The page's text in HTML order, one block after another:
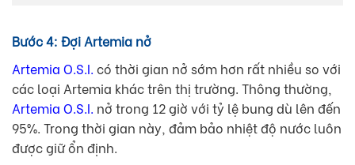
Bước 4: Đợi Artemia nở
Artemia O.S.I. có thời gian nở sớm hơn rất nhiều so với
các loại Artemia khác trên thị trường. Thông thường,
Artemia O.S.I. nở trong 12 giờ với tỷ lệ bung dù lên đến
95%. Trong thời gian này, đảm bảo nhiệt độ nước luôn
được giữ ổn định.